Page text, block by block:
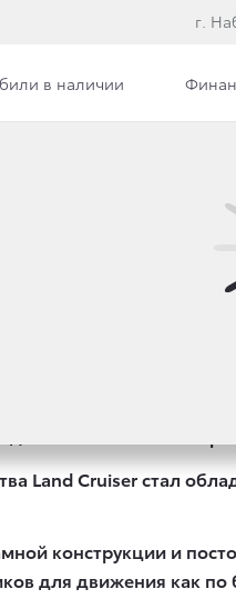
г.
в наличии
Land Cruiser стал
конструкции и
для движения как